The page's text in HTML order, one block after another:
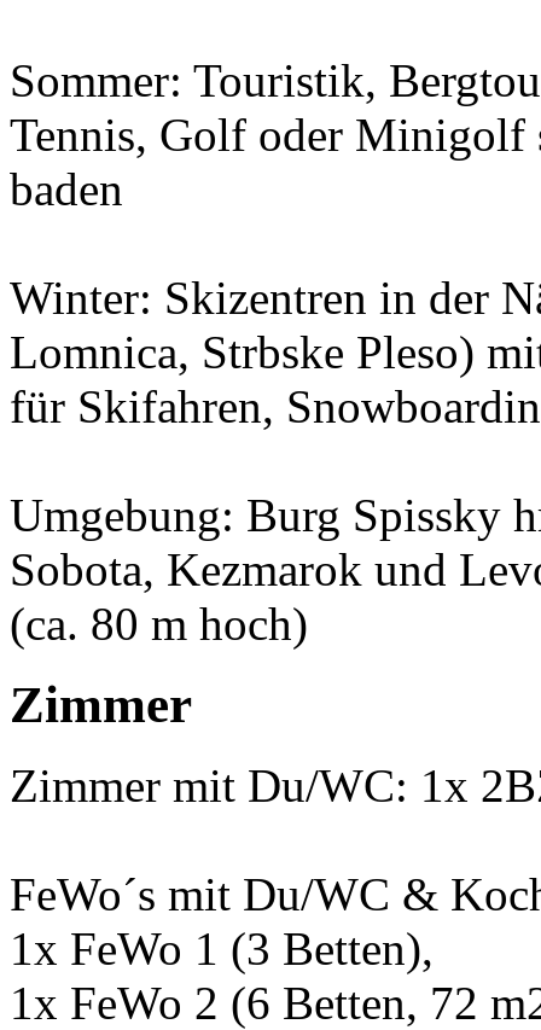
Sommer: Touristik,
Tennis, Golf oder Minigolf
baden
Winter: Skizentren in der
Lomnica, Strbske Pleso)
für Skifahren,
Umgebung: Burg Spissky
Sobota, Kezmarok und
(ca. 80 m hoch)
Zimmer
Zimmer mit Du/WC: 1x
FeWo´s mit Du/WC &
1x FeWo 1 (3 Betten),
1x FeWo 2 (6 Betten, 72